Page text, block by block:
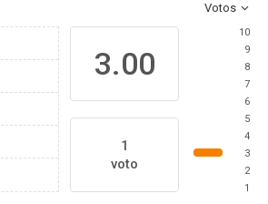
Votos
3.00
1
voto
10
9
8
7
6
5
4
3
2
1